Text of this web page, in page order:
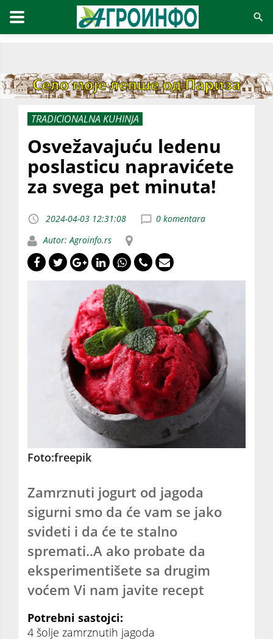
TRADICIONALNA KUHINJA
Osvežavajuću ledenu
poslasticu napravićete
za svega pet minuta!
2024-04-03 12:31:08
0 komentara
Autor: Agroinfo.rs
Foto:freepik
Zamrznuti jogurt od jagoda
sigurni smo da će vam se jako
svideti i da će te stalno
spremati..A ako probate da
eksperimentišete sa drugim
voćem Vi nam javite recept
Potrebni sastojci:
4 šolje zamrznutih jagoda